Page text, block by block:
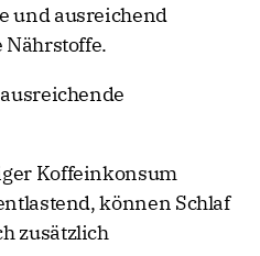
und ausreichend
Koffeinkonsum
können Schlaf
zusätzlich